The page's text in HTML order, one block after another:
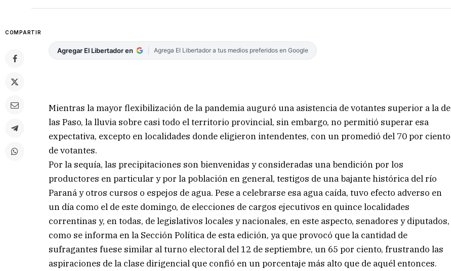
COMPARTIR
Agregar El Libertador en Agrega El Libertador a tus medios preferidos en Google
Mientras la mayor flexibilización de la pandemia auguró una asistencia de votantes superior a la de
las Paso, la lluvia sobre casi todo el territorio provincial, sin embargo, no permitió superar esa
expectativa, excepto en localidades donde eligieron intendentes, con un promedió del 70 por ciento
de votantes.
Por la sequía, las precipitaciones son bienvenidas y consideradas una bendición por los
productores en particular y por la población en general, testigos de una bajante histórica del río
Paraná y otros cursos o espejos de agua. Pese a celebrarse esa agua caída, tuvo efecto adverso en
un día como el de este domingo, de elecciones de cargos ejecutivos en quince localidades
correntinas y, en todas, de legislativos locales y nacionales, en este aspecto, senadores y diputados,
como se informa en la Sección Política de esta edición, ya que provocó que la cantidad de
sufragantes fuese similar al turno electoral del 12 de septiembre, un 65 por ciento, frustrando las
aspiraciones de la clase dirigencial que confió en un porcentaje más alto que de aquél entonces.